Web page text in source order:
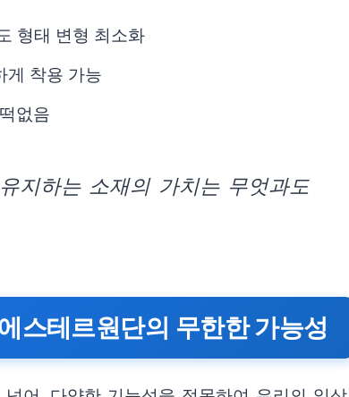
형태 변형 최소화
게 착용 가능
없음
지하는 소재의 가치는 무엇과도
스테르원단의 무한한 가능성